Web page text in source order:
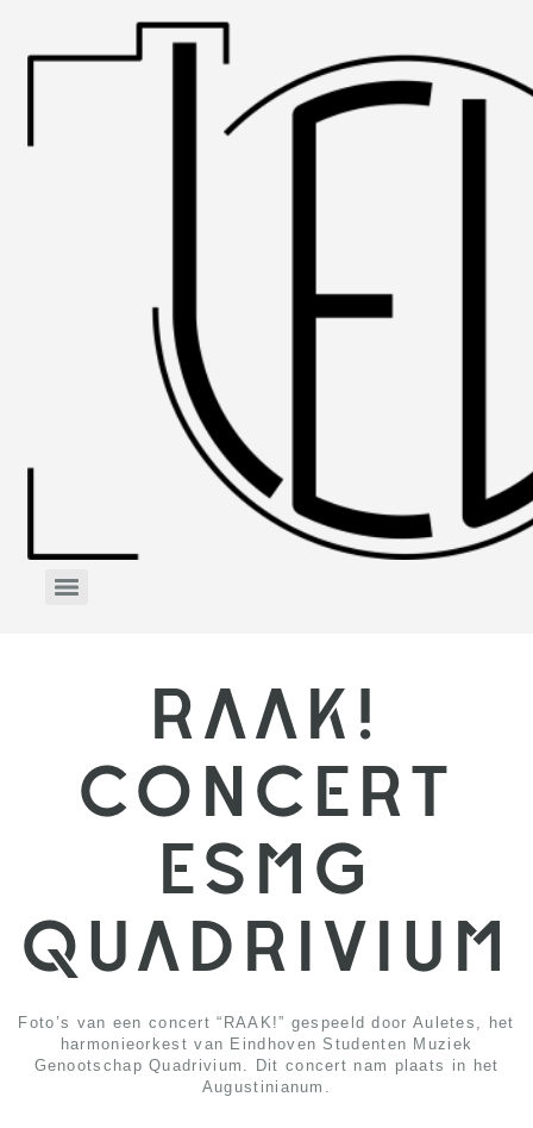
RAAK!
CONCERT
ESMG
QUADRIVIUM
Foto’s van een concert “RAAK!” gespeeld door Auletes, het
harmonieorkest van Eindhoven Studenten Muziek
Genootschap Quadrivium. Dit concert nam plaats in het
Augustinianum.